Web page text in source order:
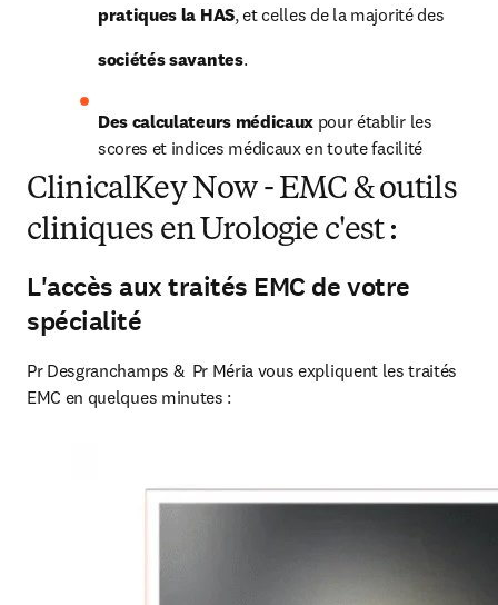
pratiques la HAS, et celles de la majorité des
sociétés savantes.
Des calculateurs médicaux pour établir les
scores et indices médicaux en toute facilité
ClinicalKey Now - EMC & outils
cliniques en Urologie c'est :
L'accès aux traités EMC de votre
spécialité
Pr Desgranchamps &  Pr Méria vous expliquent les traités
EMC en quelques minutes :